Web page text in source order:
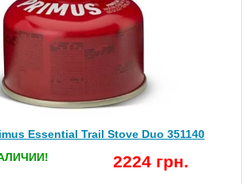
Essential Trail Stove Duo 351140
2224 грн.